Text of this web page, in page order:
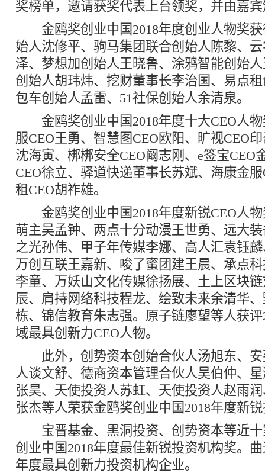
奖榜单，邀请获奖代表上台领奖，并由嘉
金鸥奖创业中国2018年度创业人物奖获
始人沈修平、驹马集团联合创始人陈黎、
泽、梦想加创始人王晓鲁、涂鸦智能创始
创始人胡玮炜、挖财董事长李治国、易点
包车创始人孟雷、51社保创始人余清泉。
金鸥奖创业中国2018年度十大CEO人物
服CEO王勇、智慧图CEO欧阳、旷视CEO
沈海寅、梆梆安全CEO阚志刚、e签宝CEO
CEO徐立、驿道快递董事长苏斌、海康金
租CEO胡祚雄。
金鸥奖创业中国2018年度新锐CEO人物
萌主吴孟钟、两点十分动漫王世勇、远大
之光孙伟、甲子年传媒李娜、高人汇袁钰
万创互联王嘉新、唆了蜜团建王晨、承点
李童、万妖山文化传媒徐扬展、土上区块
辰、肩持网络科技程龙、绘致未来余清华
栋、锦信教育朱志强。原子链廖望等人获
域最具创新力CEO人物。
此外，创势资本创始合伙人汤旭东、安
人谈文舒、德商资本管理合伙人吴伯仲、
张昊、天使投资人苏虹、天使投资人赵雨
张杰等人荣获金鸥奖创业中国2018年度新
宝晋基金、黑洞投资、创势资本等近十
创业中国2018年度最佳新锐投资机构奖。
年度最具创新力投资机构企业。